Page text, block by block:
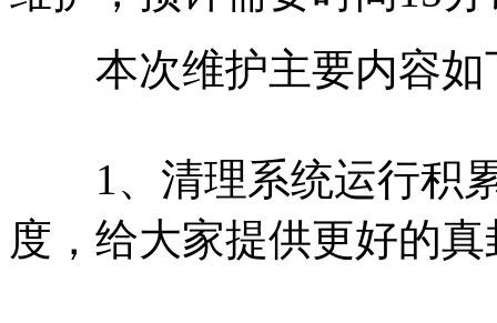
本次维护主要内容如
1、清理系统运行积累
度，给大家提供更好的